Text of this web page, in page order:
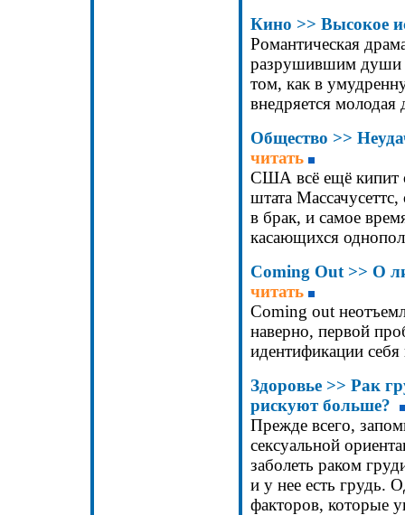
Кино >> Высокое
Романтическая
разрушившим души
том, как в
внедряется
Общество >>
читать
США всё ещё кипит
штата
в брак, и самое
касающихся
Coming Out >> О
читать
Coming out
наверно, первой
идентификации себя
Здоровье >> Рак
рискуют больше?
Прежде всего,
сексуальной
заболеть раком
и у нее есть грудь.
факторов, которые